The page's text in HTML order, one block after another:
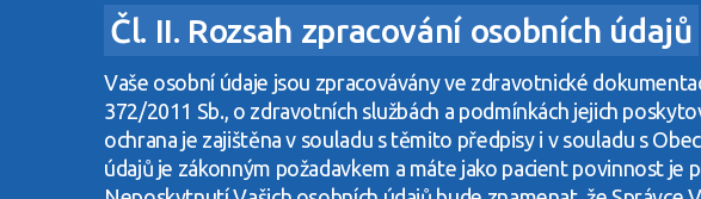
Čl. II. Rozsah zpracování osobních údajů
Vaše osobní údaje jsou zpracovávány ve zdravotnické
372/2011 Sb., o zdravotních službách a podmínkách jejich
ochrana je zajištěna v souladu s těmito předpisy i v souladu s
údajů je zákonným požadavkem a máte jako pacient povinnost